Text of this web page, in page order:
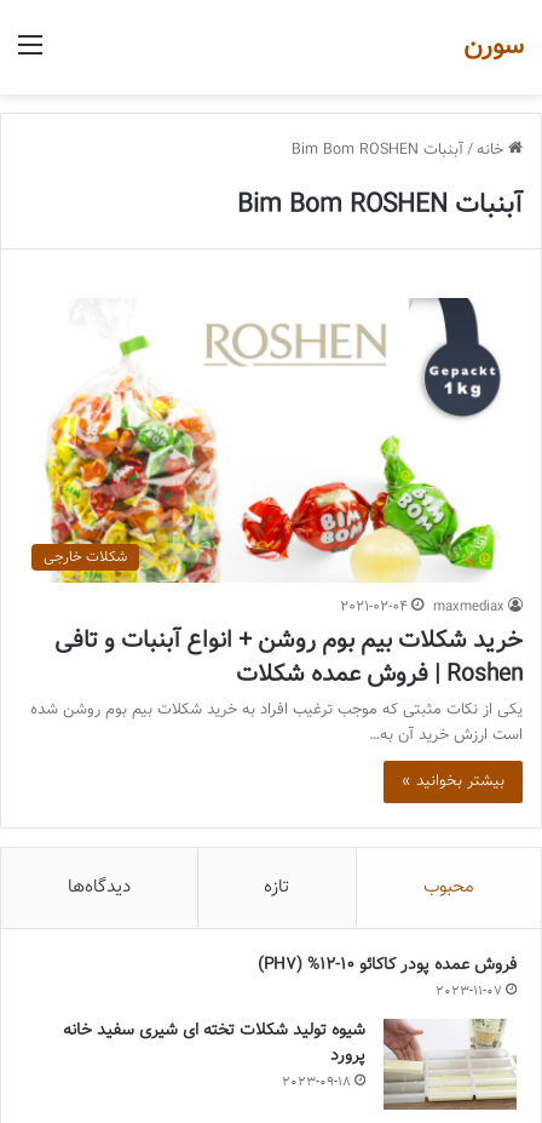
سورن
خانه/آبنبات Bim Bom ROSHEN
آبنبات Bim Bom ROSHEN
شکلات خارجی
maxmediax
2021-02-04
خرید شکلات بیم بوم روشن + انواع آبنبات و تافی
Roshen | فروش عمده شکلات
یکی از نکات مثبتی که موجب ترغیب افراد به خرید شکلات بیم بوم روشن شده
است ارزش خرید آن به…
بیشتر بخوانید »
محبوب تازه دیدگاه‌ها
فروش عمده پودر کاکائو 10-12% (PH7)
2023-11-07
شیوه تولید شکلات تخته ای شیری سفید خانه
پرورد
2023-09-18